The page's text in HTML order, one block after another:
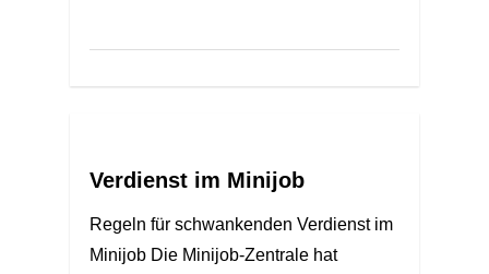
Verdienst im Minijob
Regeln für schwankenden Verdienst im
Minijob Die Minijob-Zentrale hat